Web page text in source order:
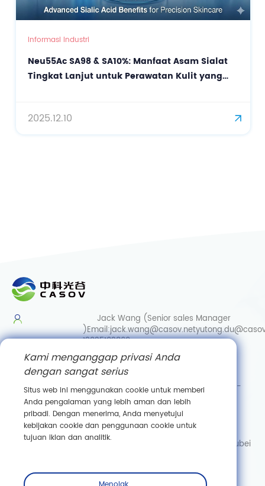
Informasi Industri
Neu55Ac SA98 & SA10%: Manfaat Asam Sialat
Tingkat Lanjut untuk Perawatan Kulit yang
2025.12.10
Jack Wang (Senior sales Manager
)Email:jack.wang@casov.net
13035103869
Services & Suggestions
Email:info@casovbio.net
Direct/Wechat:
0086-
15307143249
Wuhan Synthetic Biology Innovation Hub
No. 89, Gaokeyuan 3rd Road,
Donghu New Technology Development Zone, Wuhan, Hubei
Berlangganan
Kami menganggap privasi Anda
dengan sangat serius
Situs web ini menggunakan cookie untuk memberi
Anda pengalaman yang lebih aman dan lebih
pribadi. Dengan menerima, Anda menyetujui
kebijakan cookie dan penggunaan cookie untuk
tujuan iklan dan analitik.